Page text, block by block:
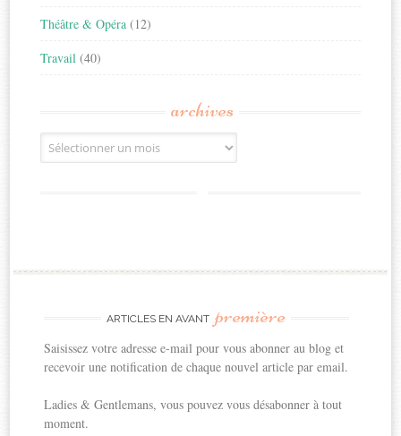
Théâtre & Opéra (12)
Travail (40)
archives
Archives
ARTICLES EN AVANT première
Saisissez votre adresse e-mail pour vous abonner au blog et
recevoir une notification de chaque nouvel article par email.
Ladies & Gentlemans, vous pouvez vous désabonner à tout
moment.